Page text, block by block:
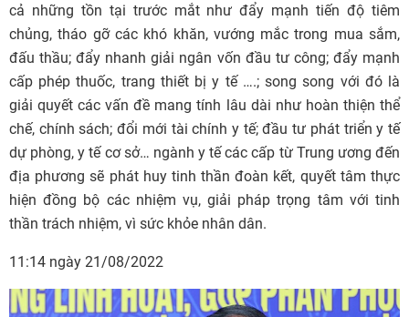
cả những tồn tại trước mắt như đẩy mạnh tiến độ tiêm
chủng, tháo gỡ các khó khăn, vướng mắc trong mua sắm,
đấu thầu; đẩy nhanh giải ngân vốn đầu tư công; đẩy mạnh
cấp phép thuốc, trang thiết bị y tế ….; song song với đó là
giải quyết các vấn đề mang tính lâu dài như hoàn thiện thể
chế, chính sách; đổi mới tài chính y tế; đầu tư phát triển y tế
dự phòng, y tế cơ sở… ngành y tế các cấp từ Trung ương đến
địa phương sẽ phát huy tinh thần đoàn kết, quyết tâm thực
hiện đồng bộ các nhiệm vụ, giải pháp trọng tâm với tinh
thần trách nhiệm, vì sức khỏe nhân dân.
11:14 ngày 21/08/2022